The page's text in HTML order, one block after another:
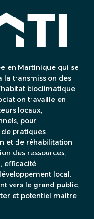
en Martinique qui se
la transmission des
bioclimatique
travaille en
locaux,
pour
pratiques
et de réhabilitation
des ressources,
efficacité
local.
vers le grand public,
et potentiel maitre